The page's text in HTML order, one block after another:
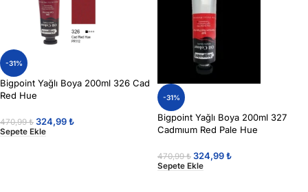
-31%
Bigpoint Yağlı Boya 200ml 326 Cad
Red Hue
470,99₺ 324,99₺
Sepete Ekle
-31%
Bigpoint Yağlı Boya 200ml 327
Cadmıum Red Pale Hue
470,99₺ 324,99₺
Sepete Ekle